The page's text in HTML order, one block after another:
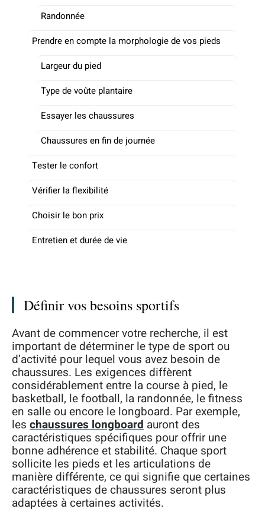
Randonnée
Prendre en compte la morphologie de vos pieds
Largeur du pied
Type de voûte plantaire
Essayer les chaussures
Chaussures en fin de journée
Tester le confort
Vérifier la flexibilité
Choisir le bon prix
Entretien et durée de vie
Définir vos besoins sportifs
Avant de commencer votre recherche, il est
important de déterminer le type de sport ou
d’activité pour lequel vous avez besoin de
chaussures. Les exigences diffèrent
considérablement entre la course à pied, le
basketball, le football, la randonnée, le fitness
en salle ou encore le longboard. Par exemple,
les chaussures longboard auront des
caractéristiques spécifiques pour offrir une
bonne adhérence et stabilité. Chaque sport
sollicite les pieds et les articulations de
manière différente, ce qui signifie que certaines
caractéristiques de chaussures seront plus
adaptées à certaines activités.